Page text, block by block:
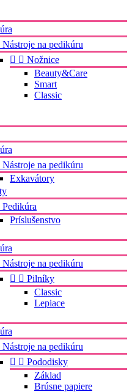
Nástroje na pedikúru
  Nožnice
Beauty&Care
Smart
Classic
Nástroje na pedikúru
Exkavátory
Pedikúra
Príslušenstvo
Nástroje na pedikúru
  Pilníky
Classic
Lepiace
Nástroje na pedikúru
  Pododisky
Základ
Brúsne papiere